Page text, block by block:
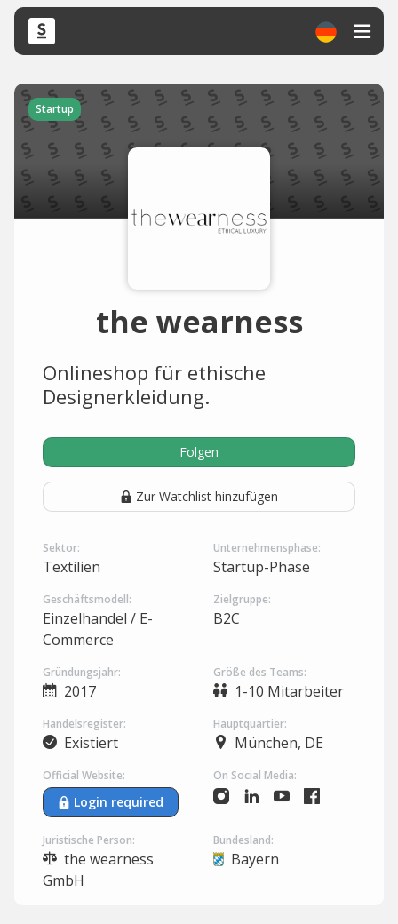
Startup
the wearness
Onlineshop für ethische
Designerkleidung.
Folgen
Zur Watchlist hinzufügen
Sektor:
Textilien
Unternehmensphase:
Startup-Phase
Geschäftsmodell:
Einzelhandel / E-
Commerce
Zielgruppe:
B2C
Gründungsjahr:
2017
Größe des Teams:
1-10 Mitarbeiter
Handelsregister:
Existiert
Hauptquartier:
München, DE
Official Website:
Login required
On Social Media:
Juristische Person:
the wearness
GmbH
Bundesland:
Bayern